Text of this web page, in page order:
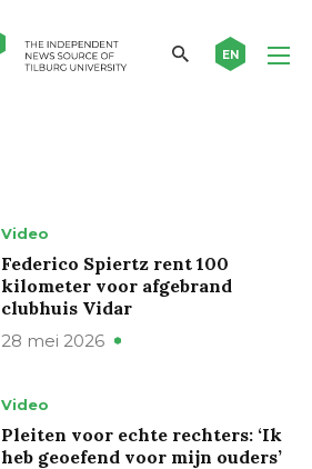
EN
Video
Federico Spiertz rent 100
kilometer voor afgebrand
clubhuis Vidar
28 mei 2026
Video
Pleiten voor echte rechters: ‘Ik
heb geoefend voor mijn ouders’